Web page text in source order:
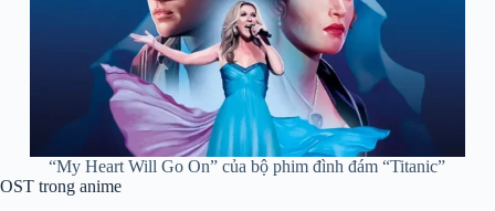
“My Heart Will Go On” của bộ phim đình đám “Titanic”
OST trong anime